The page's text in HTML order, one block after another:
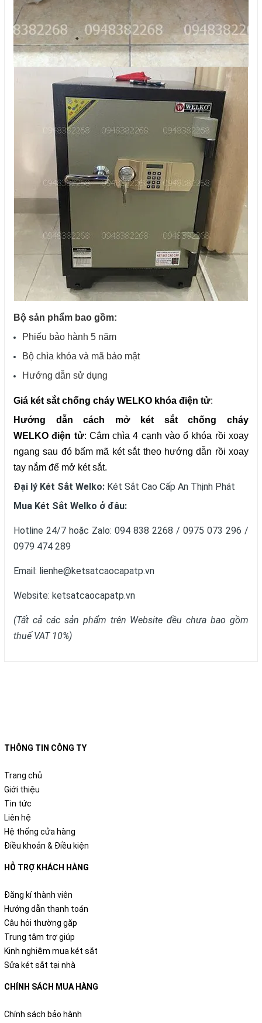
Bộ sản phẩm bao gồm:
Phiếu bảo hành 5 năm
Bộ chìa khóa và mã bảo mật
Hướng dẫn sử dụng
Giá két sắt chống cháy WELKO khóa điện tử:
Hướng dẫn cách mở két sắtchống cháy
WELKO điện tử: Cắm chìa 4 cạnh vào ổ khóa rồi xoay
ngang sau đó bấm mã két sắt theo hướng dẫn rồi xoay
tay nắm để mở két sắt.
Đại lý Két Sắt Welko: Két Sắt Cao Cấp An Thịnh Phát
Mua Két Sắt Welko ở đâu:
Hotline 24/7 hoặc Zalo: 094 838 2268 / 0975 073 296 /
0979 474 289
Email: lienhe@ketsatcaocapatp.vn
Website: ketsatcaocapatp.vn
(Tất cả các sản phẩm trên Website đều chưa bao gồm
thuế VAT 10%)
THÔNG TIN CÔNG TY
Trang chủ
Giới thiệu
Tin tức
Liên hệ
Hệ thống cửa hàng
Điều khoản & Điều kiện
HỖ TRỢ KHÁCH HÀNG
Đăng kí thành viên
Hướng dẫn thanh toán
Câu hỏi thường gặp
Trung tâm trợ giúp
Kinh nghiệm mua két sắt
Sửa két sắt tại nhà
CHÍNH SÁCH MUA HÀNG
Chính sách bảo hành